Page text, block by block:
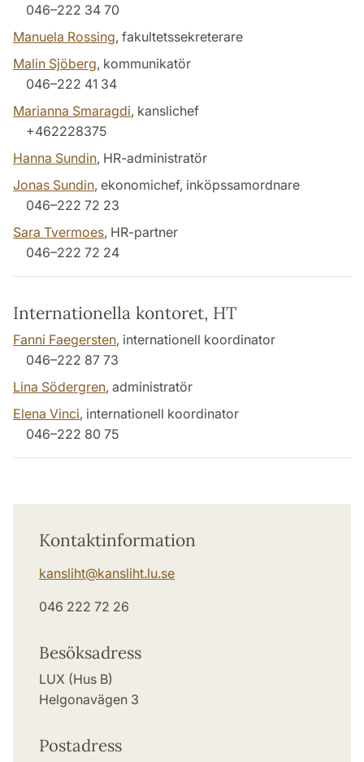
046–222 34 70
Manuela Rossing, fakultetssekreterare
Malin Sjöberg, kommunikatör
046–222 41 34
Marianna Smaragdi, kanslichef
+462228375
Hanna Sundin, HR-administratör
Jonas Sundin, ekonomichef, inköpssamordnare
046–222 72 23
Sara Tvermoes, HR-partner
046–222 72 24
Internationella kontoret, HT
Fanni Faegersten, internationell koordinator
046–222 87 73
Lina Södergren, administratör
Elena Vinci, internationell koordinator
046–222 80 75
Kontaktinformation
kansliht@kansliht.lu.se
046 222 72 26
Besöksadress
LUX (Hus B)
Helgonavägen 3
Postadress